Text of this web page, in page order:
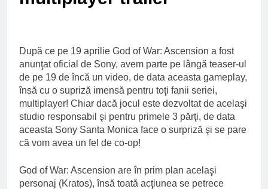
beneficiile contactului
iertam?
6 Ani Ago
După ce pe 19 aprilie God of War: Ascension a fost
anunţat oficial de Sony, avem parte pe lângă teaser-ul
de pe 19 de încă un video, de data aceasta gameplay,
însă cu o supriză imensă pentru toţi fanii seriei,
multiplayer! Chiar dacă jocul este dezvoltat de acelaşi
studio responsabil şi pentru primele 3 părţi, de data
aceasta Sony Santa Monica face o surpriză şi se pare
că vom avea un fel de co-op!
God of War: Ascension are în prim plan acelaşi
personaj (Kratos), însă toată acţiunea se petrece